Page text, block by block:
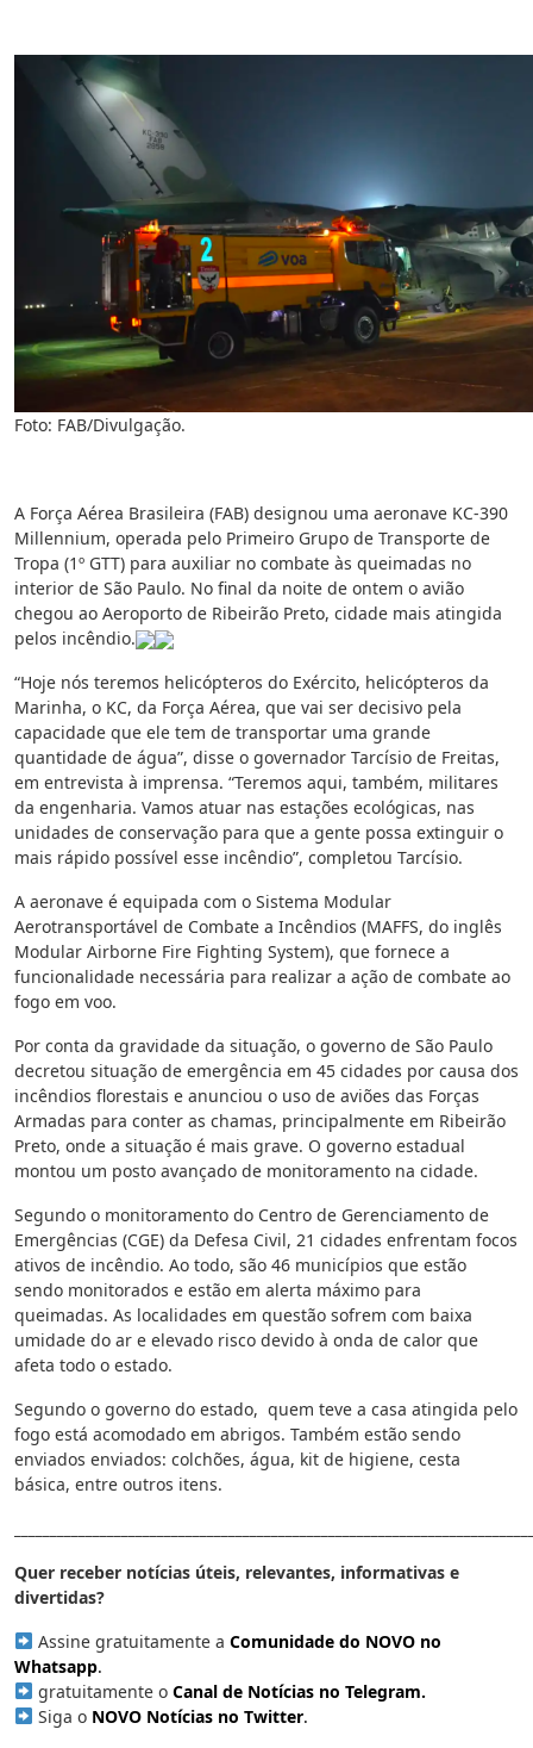
Foto: FAB/Divulgação.
A Força Aérea Brasileira (FAB) designou uma aeronave KC-390
Millennium, operada pelo Primeiro Grupo de Transporte de
Tropa (1º GTT) para auxiliar no combate às queimadas no
interior de São Paulo. No final da noite de ontem o avião
chegou ao Aeroporto de Ribeirão Preto, cidade mais atingida
pelos incêndio.
“Hoje nós teremos helicópteros do Exército, helicópteros da
Marinha, o KC, da Força Aérea, que vai ser decisivo pela
capacidade que ele tem de transportar uma grande
quantidade de água”, disse o governador Tarcísio de Freitas,
em entrevista à imprensa. “Teremos aqui, também, militares
da engenharia. Vamos atuar nas estações ecológicas, nas
unidades de conservação para que a gente possa extinguir o
mais rápido possível esse incêndio”, completou Tarcísio.
A aeronave é equipada com o Sistema Modular
Aerotransportável de Combate a Incêndios (MAFFS, do inglês
Modular Airborne Fire Fighting System), que fornece a
funcionalidade necessária para realizar a ação de combate ao
fogo em voo.
Por conta da gravidade da situação, o governo de São Paulo
decretou situação de emergência em 45 cidades por causa dos
incêndios florestais e anunciou o uso de aviões das Forças
Armadas para conter as chamas, principalmente em Ribeirão
Preto, onde a situação é mais grave. O governo estadual
montou um posto avançado de monitoramento na cidade.
Segundo o monitoramento do Centro de Gerenciamento de
Emergências (CGE) da Defesa Civil, 21 cidades enfrentam focos
ativos de incêndio. Ao todo, são 46 municípios que estão
sendo monitorados e estão em alerta máximo para
queimadas. As localidades em questão sofrem com baixa
umidade do ar e elevado risco devido à onda de calor que
afeta todo o estado.
Segundo o governo do estado, quem teve a casa atingida pelo
fogo está acomodado em abrigos. Também estão sendo
enviados enviados: colchões, água, kit de higiene, cesta
básica, entre outros itens.
Quer receber notícias úteis, relevantes, informativas e
divertidas?
Assine gratuitamente a Comunidade do NOVO no
Whatsapp.
gratuitamente o Canal de Notícias no Telegram.
Siga o NOVO Notícias no Twitter.